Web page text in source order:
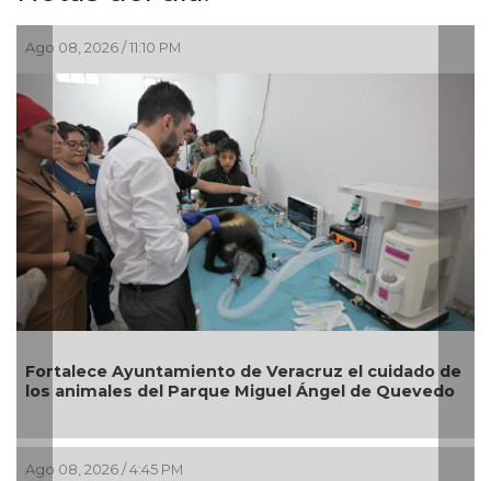
PM
de Veracruz el cuidado de
Parque Miguel Ángel de Quevedo
PM
Reabrirá
Zona Centro